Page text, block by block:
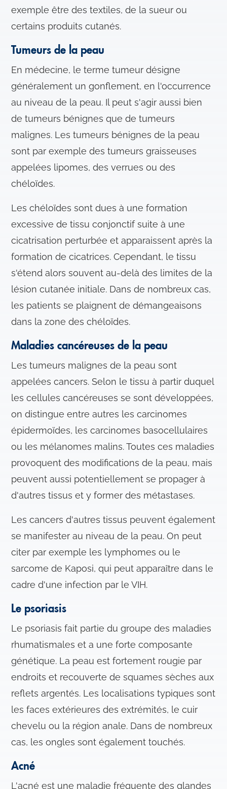
exemple être des textiles, de la sueur ou
certains produits cutanés.
Tumeurs de la peau
En médecine, le terme tumeur désigne
généralement un gonflement, en l'occurrence
au niveau de la peau. Il peut s'agir aussi bien
de tumeurs bénignes que de tumeurs
malignes. Les tumeurs bénignes de la peau
sont par exemple des tumeurs graisseuses
appelées lipomes, des verrues ou des
chéloïdes.
Les chéloïdes sont dues à une formation
excessive de tissu conjonctif suite à une
cicatrisation perturbée et apparaissent après la
formation de cicatrices. Cependant, le tissu
s'étend alors souvent au-delà des limites de la
lésion cutanée initiale. Dans de nombreux cas,
les patients se plaignent de démangeaisons
dans la zone des chéloïdes.
Maladies cancéreuses de la peau
Les tumeurs malignes de la peau sont
appelées cancers. Selon le tissu à partir duquel
les cellules cancéreuses se sont développées,
on distingue entre autres les carcinomes
épidermoïdes, les carcinomes basocellulaires
ou les mélanomes malins. Toutes ces maladies
provoquent des modifications de la peau, mais
peuvent aussi potentiellement se propager à
d'autres tissus et y former des métastases.
Les cancers d'autres tissus peuvent également
se manifester au niveau de la peau. On peut
citer par exemple les lymphomes ou le
sarcome de Kaposi, qui peut apparaître dans le
cadre d'une infection par le VIH.
Le psoriasis
Le psoriasis fait partie du groupe des maladies
rhumatismales et a une forte composante
génétique. La peau est fortement rougie par
endroits et recouverte de squames sèches aux
reflets argentés. Les localisations typiques sont
les faces extérieures des extrémités, le cuir
chevelu ou la région anale. Dans de nombreux
cas, les ongles sont également touchés.
Acné
L'acné est une maladie fréquente des glandes